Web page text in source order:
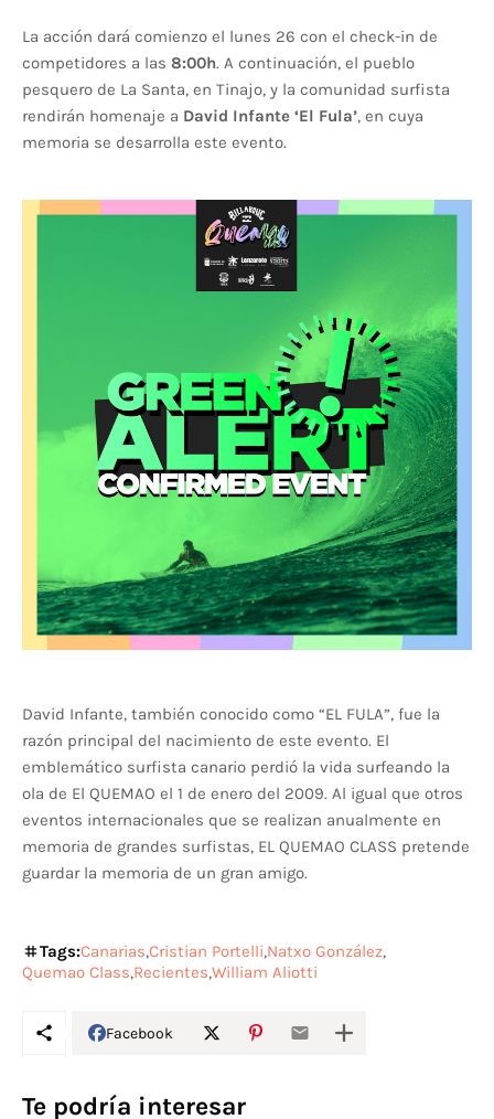
La acción dará comienzo el lunes 26 con el check-in de
competidores a las 8:00h. A continuación, el pueblo
pesquero de La Santa, en Tinajo, y la comunidad surfista
rendirán homenaje a David Infante ‘El Fula’, en cuya
memoria se desarrolla este evento.
David Infante, también conocido como “EL FULA”, fue la
razón principal del nacimiento de este evento. El
emblemático surfista canario perdió la vida surfeando la
ola de El QUEMAO el 1 de enero del 2009. Al igual que otros
eventos internacionales que se realizan anualmente en
memoria de grandes surfistas, EL QUEMAO CLASS pretende
guardar la memoria de un gran amigo.
Tags:Canarias Cristian Portelli Natxo González
Quemao Class Recientes William Aliotti
Facebook
Te podría interesar